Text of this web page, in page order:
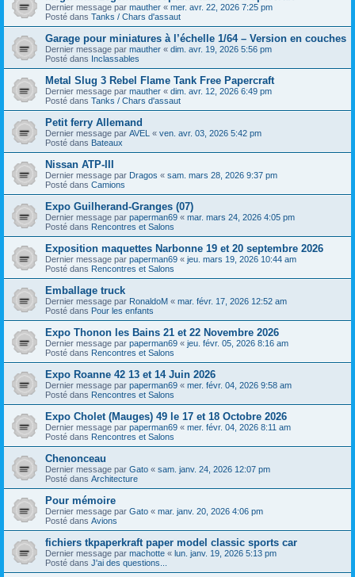
Dernier message par mauther « mer. avr. 22, 2026 7:25 pm
Posté dans Tanks / Chars d'assaut
Garage pour miniatures à l’échelle 1/64 – Version en couches
Dernier message par mauther « dim. avr. 19, 2026 5:56 pm
Posté dans Inclassables
Metal Slug 3 Rebel Flame Tank Free Papercraft
Dernier message par mauther « dim. avr. 12, 2026 6:49 pm
Posté dans Tanks / Chars d'assaut
Petit ferry Allemand
Dernier message par AVEL « ven. avr. 03, 2026 5:42 pm
Posté dans Bateaux
Nissan ATP-III
Dernier message par Dragos « sam. mars 28, 2026 9:37 pm
Posté dans Camions
Expo Guilherand-Granges (07)
Dernier message par paperman69 « mar. mars 24, 2026 4:05 pm
Posté dans Rencontres et Salons
Exposition maquettes Narbonne 19 et 20 septembre 2026
Dernier message par paperman69 « jeu. mars 19, 2026 10:44 am
Posté dans Rencontres et Salons
Emballage truck
Dernier message par RonaldoM « mar. févr. 17, 2026 12:52 am
Posté dans Pour les enfants
Expo Thonon les Bains 21 et 22 Novembre 2026
Dernier message par paperman69 « jeu. févr. 05, 2026 8:16 am
Posté dans Rencontres et Salons
Expo Roanne 42 13 et 14 Juin 2026
Dernier message par paperman69 « mer. févr. 04, 2026 9:58 am
Posté dans Rencontres et Salons
Expo Cholet (Mauges) 49 le 17 et 18 Octobre 2026
Dernier message par paperman69 « mer. févr. 04, 2026 8:11 am
Posté dans Rencontres et Salons
Chenonceau
Dernier message par Gato « sam. janv. 24, 2026 12:07 pm
Posté dans Architecture
Pour mémoire
Dernier message par Gato « mar. janv. 20, 2026 4:06 pm
Posté dans Avions
fichiers tkpaperkraft paper model classic sports car
Dernier message par machotte « lun. janv. 19, 2026 5:13 pm
Posté dans J'ai des questions...